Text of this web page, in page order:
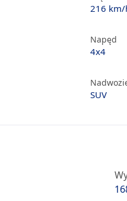
216 km/
Napęd
4x4
SUV